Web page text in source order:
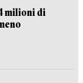
milioni di